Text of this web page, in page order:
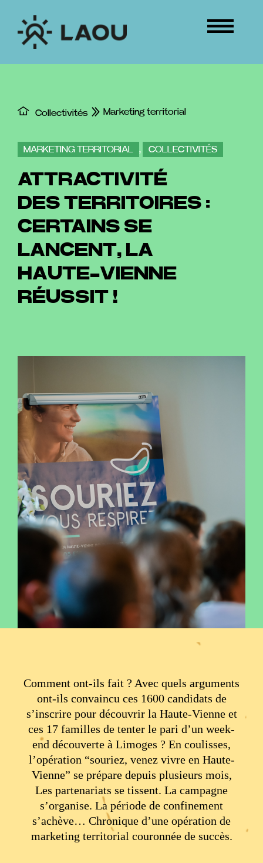
contenu
ÉVÉNEMENTS
CONNEXION
Collectivités Marketing territorial
MARKETING TERRITORIAL , COLLECTIVITÉS
ATTRACTIVITÉ
DES TERRITOIRES :
CERTAINS SE
LANCENT, LA
HAUTE-VIENNE
RÉUSSIT !
Comment ont-ils fait ? Avec quels arguments
ont-ils convaincu ces 1600 candidats de
s’inscrire pour découvrir la Haute-Vienne et
ces 17 familles de tenter le pari d’un week-
end découverte à Limoges ? En coulisses,
l’opération “souriez, venez vivre en Haute-
Vienne” se prépare depuis plusieurs mois,
Les partenariats se tissent. La campagne
s’organise. La période de confinement
s’achève… Chronique d’une opération de
marketing territorial couronnée de succès.